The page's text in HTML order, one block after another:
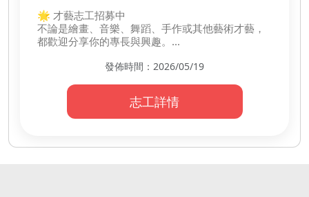
🌟 才藝志工招募中
不論是繪畫、音樂、舞蹈、手作或其他藝術才藝，
都歡迎分享你的專長與興趣。
・帶領藝術才藝活動
・分享自身專業與興趣
・陪伴孩子創作互動
發佈時間：2026/05/19
志工詳情